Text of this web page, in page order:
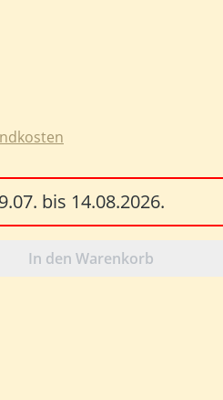
bis 14.08.2026.
gewünschten
In den Warenkorb